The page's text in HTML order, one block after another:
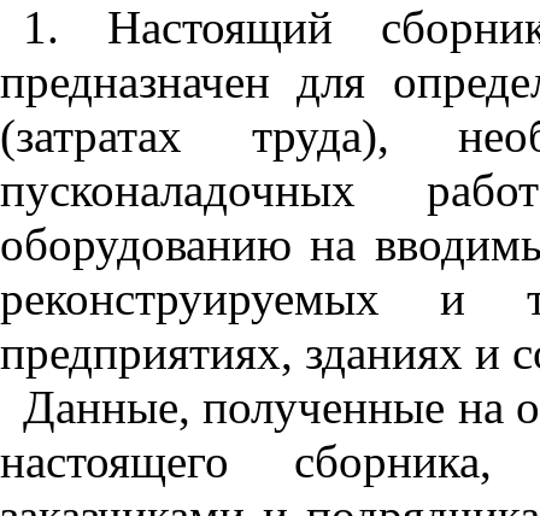
1. Настоящий
предназначен для
(затратах труда),
пусконаладочных
оборудованию на
реконструируемых и
предприятиях, зданиях и
Данные, полученные на
настоящего